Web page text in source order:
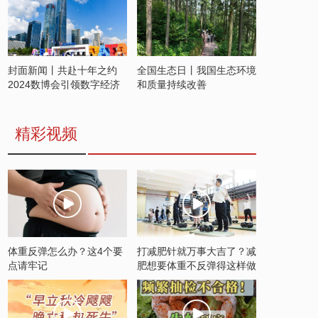
封面新闻丨共赴十年之约
2024数博会引领数字经济
全国生态日丨我国生态环境
和质量持续改善
精彩视频
体重反弹怎么办？这4个要
点请牢记
打减肥针就万事大吉了？减
肥想要体重不反弹得这样做